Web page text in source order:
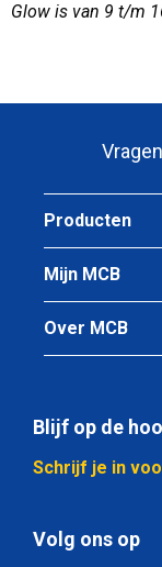
Glow is van 9 t/m
Producten
Mijn MCB
Over MCB
Blijf op de
Schrijf je in
Volg ons op